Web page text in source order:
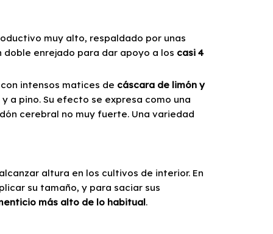
muy alto, respaldado por unas
doble enrejado para dar apoyo a los casi 4
intensos matices de cáscara de limón y
a pino. Su efecto se expresa como una
cerebral no muy fuerte. Una variedad
altura en los cultivos de interior. En
su tamaño, y para saciar sus
más alto de lo habitual.